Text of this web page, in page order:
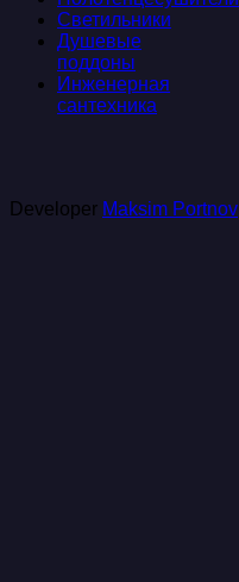
Светильники
Душевые
поддоны
Инженерная
сантехника
Developer Maksim Portnov